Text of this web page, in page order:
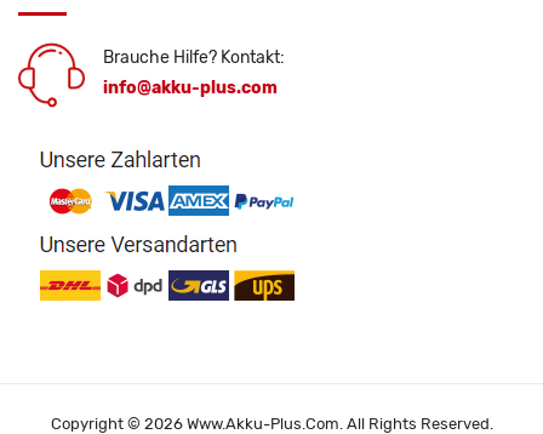
Brauche Hilfe? Kontakt:
info@akku-plus.com
Copyright © 2026 Www.akku-Plus.com. All Rights Reserved.